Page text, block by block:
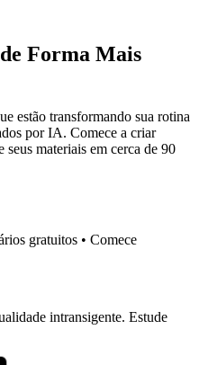
Forma Mais
estão transformando sua rotina
por IA. Comece a criar
materiais em cerca de 90
gratuitos • Comece
intransigente. Estude